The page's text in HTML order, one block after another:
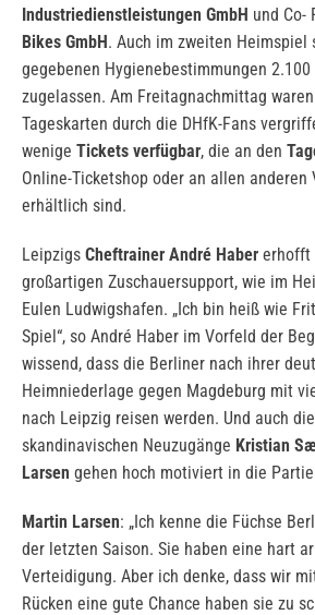
Industriedienstleistungen GmbH und Co-
Bikes GmbH. Auch im zweiten Heimspiel
gegebenen Hygienebestimmungen
zugelassen. Am Freitagnachmittag
Tageskarten durch die DHfK-Fans
wenige Tickets verfügbar, die an den
Online-Ticketshop oder an allen anderen
erhältlich sind.
Leipzigs Cheftrainer André Haber erhofft
großartigen Zuschauersupport, wie im
Eulen Ludwigshafen. „Ich bin heiß wie
Spiel“, so André Haber im Vorfeld der
wissend, dass die Berliner nach ihrer
Heimniederlage gegen Magdeburg mit
nach Leipzig reisen werden. Und auch
skandinavischen Neuzugänge Kristian
Larsen gehen hoch motiviert in die
Martin Larsen: „Ich kenne die Füchse
der letzten Saison. Sie haben eine hart
Verteidigung. Aber ich denke, dass wir
Rücken eine gute Chance haben sie zu